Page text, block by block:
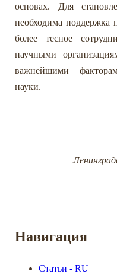
основах. Для
необходима поддержка
более тесное
научными
важнейшими
науки.
Навигация
Статьи - RU